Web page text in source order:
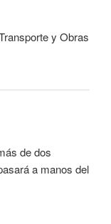
y Obras
de dos
a manos del